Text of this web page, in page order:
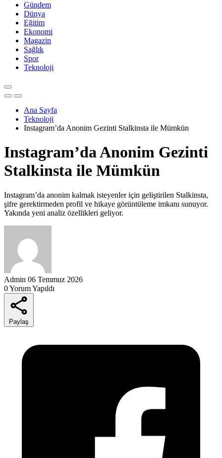
Gündem
Dünya
Eğitim
Ekonomi
Magazin
Sağlık
Spor
Teknoloji
Ana Sayfa
Teknoloji
Instagram’da Anonim Gezinti Stalkinsta ile Mümkün
Instagram’da Anonim Gezinti
Stalkinsta ile Mümkün
Instagram’da anonim kalmak isteyenler için geliştirilen Stalkinsta,
şifre gerektirmeden profil ve hikaye görüntüleme imkanı sunuyor.
Yakında yeni analiz özellikleri geliyor.
Admin 06 Temmuz 2026
0 Yorum Yapıldı
Paylaş